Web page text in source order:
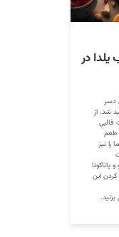
در
دسر
شد. از
قالبی
طعم
را نیز
کردن این
بزنید.